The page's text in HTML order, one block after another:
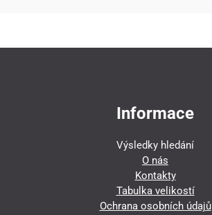
Informace
Výsledky hledání
O nás
Kontakty
Tabulka velikostí
Ochrana osobních údajů